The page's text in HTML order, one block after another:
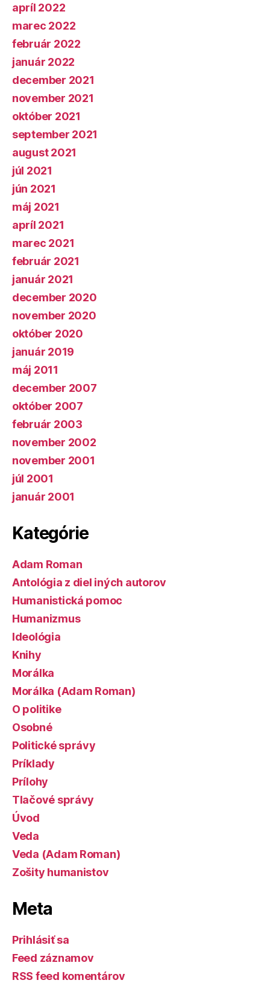
apríl 2022
marec 2022
február 2022
január 2022
december 2021
november 2021
október 2021
september 2021
august 2021
júl 2021
jún 2021
máj 2021
apríl 2021
marec 2021
február 2021
január 2021
december 2020
november 2020
október 2020
január 2019
máj 2011
december 2007
október 2007
február 2003
november 2002
november 2001
júl 2001
január 2001
Kategórie
Adam Roman
Antológia z diel iných autorov
Humanistická pomoc
Humanizmus
Ideológia
Knihy
Morálka
Morálka (Adam Roman)
O politike
Osobné
Politické správy
Príklady
Prílohy
Tlačové správy
Úvod
Veda
Veda (Adam Roman)
Zošity humanistov
Meta
Prihlásiť sa
Feed záznamov
RSS feed komentárov